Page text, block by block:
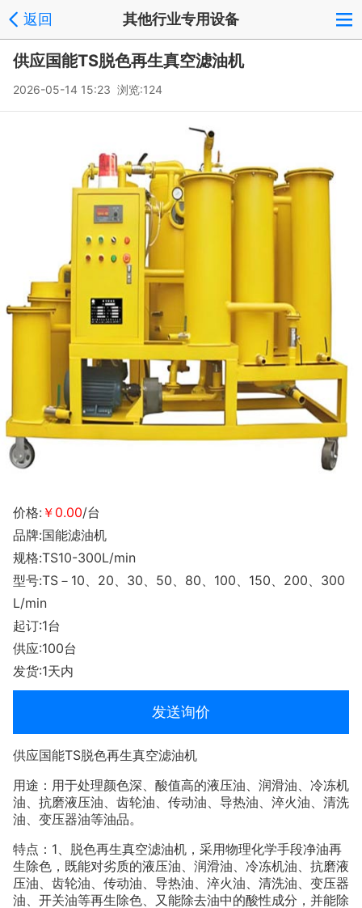
返回 其他行业专用设备
供应国能TS脱色再生真空滤油机
2026-05-14 15:23 浏览:124
价格: ￥0.00/台
品牌:国能滤油机
规格:TS10-300L/min
型号:TS－10、20、30、50、80、100、150、200、300
L/min
起订:1台
供应:100台
发货:1天内
发送询价
供应国能TS脱色再生真空滤油机
用途：用于处理颜色深、酸值高的液压油、润滑油、冷冻机
油、抗磨液压油、齿轮油、传动油、导热油、淬火油、清洗
油、变压器油等油品。
特点： 1 、脱色再生真空滤油机，采用物理化学手段净油再
生除色，既能对劣质的液压油、润滑油、冷冻机油、抗磨液
压油、齿轮油、传动油、导热油、淬火油、清洗油、变压器
油、开关油等再生除色、又能除去油中的酸性成分，并能除